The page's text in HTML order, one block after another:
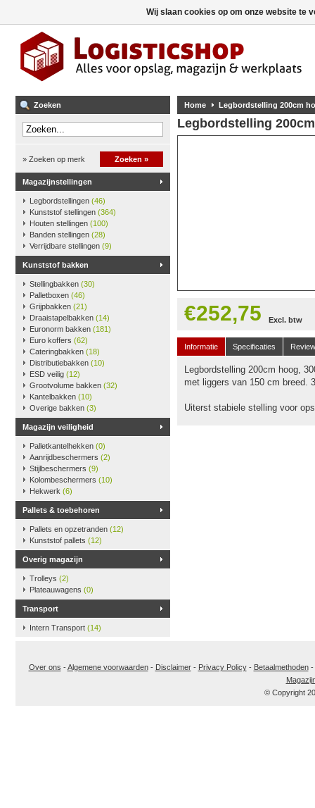
Zoeken
» Zoeken op merk Zoeken »
Magazijnstellingen
Legbordstellingen (46)
Kunststof stellingen (364)
Houten stellingen (100)
Banden stellingen (28)
Verrijdbare stellingen (9)
Kunststof bakken
Stellingbakken (30)
Palletboxen (46)
Grijpbakken (21)
Draaistapelbakken (14)
Euronorm bakken (181)
Euro koffers (62)
Cateringbakken (18)
Distributiebakken (10)
ESD veilig (12)
Grootvolume bakken (32)
Kantelbakken (10)
Overige bakken (3)
Magazijn veiligheid
Palletkantelhekken (0)
Aanrijdbeschermers (2)
Stijlbeschermers (9)
Kolombeschermers (10)
Hekwerk (6)
Pallets & toebehoren
Pallets en opzetranden (12)
Kunststof pallets (12)
Overig magazijn
Trolleys (2)
Plateauwagens (0)
Transport
Intern Transport (14)
Home Legbordstelling 200cm
Legbordstelling
€252,75 Excl. btw
Informatie Specificaties
Legbordstelling 200cm hoog,
met liggers van 150 cm breed.
Uiterst stabiele stelling voor
Over ons -Algemene voorwaarden- Disclaimer- Privacy Policy- Betaalmethoden-
© Copyright
Wij slaan cookies op om onze website te